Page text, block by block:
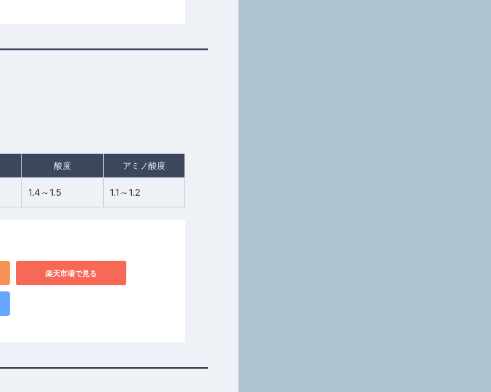
酸度 アミノ酸度
1.4～1.5 1.1～1.2
楽天市場で見る